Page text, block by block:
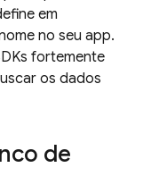
em
no seu app.
fortemente
os dados
de